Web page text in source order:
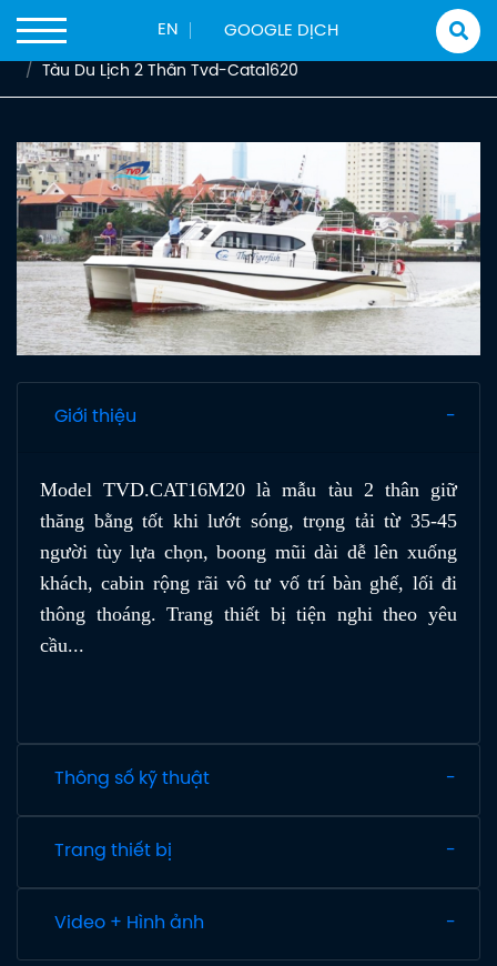
EN
Trang chủ Sản phẩm
Tàu Chở Khách
Tàu Nhà Hàng - Du Lịch
Tàu Du Lịch 2 Thân Tvd-Cata1620
Giới thiệu
Model TVD.CAT16M20 là mẫu tàu 2 thân giữ
thăng bằng tốt khi lướt sóng, trọng tải từ 35-45
người tùy lựa chọn, boong mũi dài dễ lên xuống
khách, cabin rộng rãi vô tư vố trí bàn ghế, lối đi
thông thoáng. Trang thiết bị tiện nghi theo yêu
cầu...
Thông số kỹ thuật
Trang thiết bị
Video + Hình ảnh